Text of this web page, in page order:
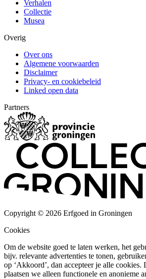
Verhalen
Collectie
Musea
Overig
Over ons
Algemene voorwaarden
Disclaimer
Privacy- en cookiebeleid
Linked open data
Partners
Copyright © 2026 Erfgoed in Groningen
Cookies
Om de website goed te laten werken, het
bijv. relevante advertenties te tonen,
op ‘Akkoord’, dan accepteer je alle cookies.
plaatsen we alleen functionele en anonieme